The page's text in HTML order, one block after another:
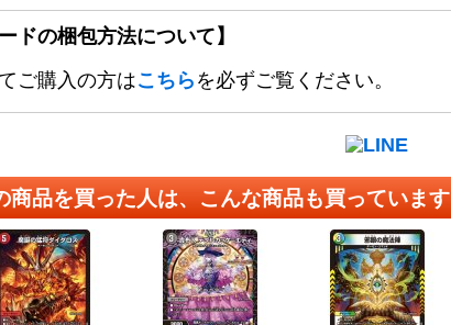
ードの梱包方法について】
ご購入の方はこちら を必ずご覧ください。
商品を買った人は、こんな商品も買っています